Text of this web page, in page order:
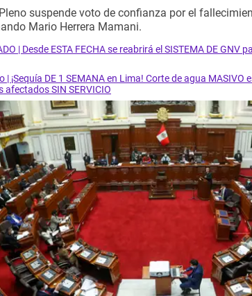
suspende voto de confianza por el
Mario Herrera Mamani.
| Desde ESTA FECHA se reabrirá el SISTEMA DE GNV
| ¡Sequía DE 1 SEMANA en Lima! Corte de agua MASIVO
afectados SIN SERVICIO